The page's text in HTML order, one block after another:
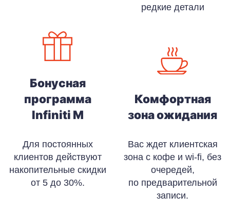
Бонусная
программа
Infiniti M
Для постоянных
клиентов действуют
накопительные скидки
от 5 до 30%.
редкие детали
Комфортная
зона ожидания
Вас ждет клиентская
зона с кофе и wi-fi, без
очередей,
по предварительной
записи.